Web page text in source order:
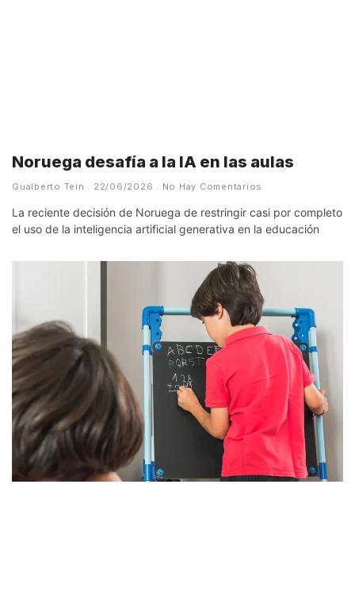
Noruega desafía a la IA en las aulas
Gualberto Tein 22/06/2026 No Hay Comentarios
La reciente decisión de Noruega de restringir casi por completo
el uso de la inteligencia artificial generativa en la educación